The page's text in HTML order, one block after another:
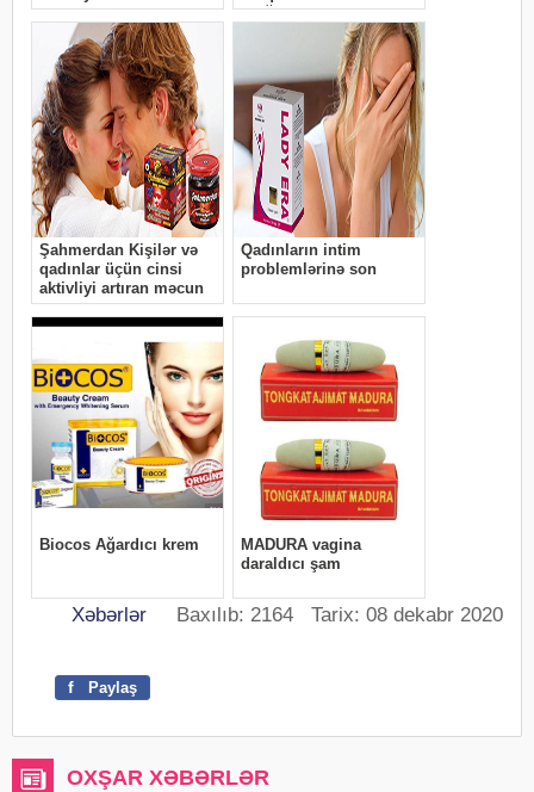
Xəbərlər Baxılıb: 2164 Tarix: 08 dekabr 2020
f Paylaş
OXŞAR XƏBƏRLƏR